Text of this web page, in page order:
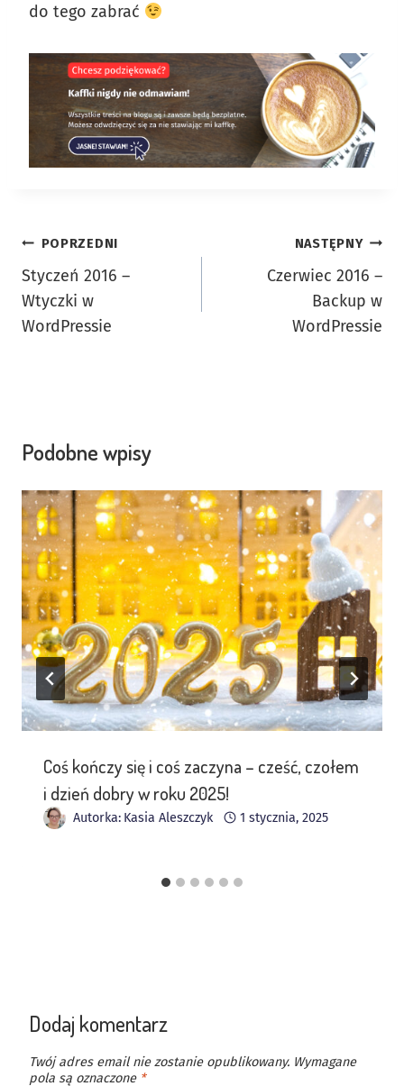
do tego zabrać
Nawigacja
wpisu
POPRZEDNI
Styczeń 2016 –
Wtyczki w
WordPressie
NASTĘPNY
Czerwiec 2016 –
Backup w
WordPressie
Podobne wpisy
Coś kończy się i coś zaczyna – cześć, czołem
i dzień dobry w roku 2025!
Autorka: Kasia Aleszczyk 1 stycznia, 2025
Dodaj komentarz
Twój adres email nie zostanie opublikowany. Wymagane
pola są oznaczone *